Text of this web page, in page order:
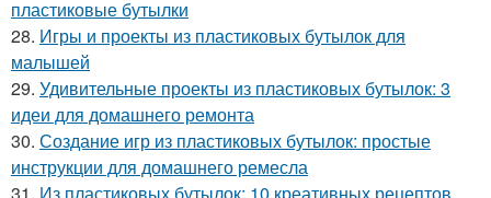
пластиковые бутылки
28. Игры и проекты из пластиковых бутылок для
малышей
29. Удивительные проекты из пластиковых бутылок: 3
идеи для домашнего ремонта
30. Создание игр из пластиковых бутылок: простые
инструкции для домашнего ремесла